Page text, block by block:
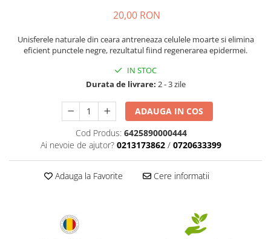
20,00 RON
Unisferele naturale din ceara antreneaza celulele moarte si elimina
eficient punctele negre, rezultatul fiind regenerarea epidermei.
IN STOC
Durata de livrare: 2 - 3 zile
ADAUGA IN COS
Cod Produs: 6425890000444
Ai nevoie de ajutor? 0213173862 / 0720633399
Adauga la Favorite Cere informatii